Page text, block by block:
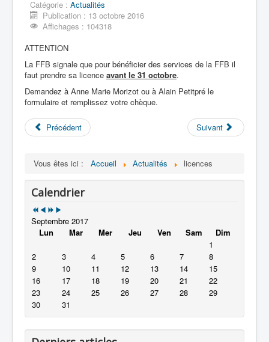
Actualités
Assemblée Générale Extraordinaire du 27 aôut 2015
Deuxième Patton Américain
Castries prépare Noël
Bridge
Enchères
Arbitrage
Problèmes
Les problèmes de Pascale et d'Eileen
Enoncés
Problème n°3
Problème n°4
Problème n° 5
Solutions
Solution n°4
Compétitions
Dates limites inscriptions compétitions 2015-2016
Loisirs
Spectacles
Cinéma
Concerts
Expositions
Catégorie : Actualités
Publication : 13 octobre 2016
Affichages : 104318
ATTENTION
La FFB signale que pour bénéficier des services de la FFB il
faut prendre sa licence avant le 31 octobre.
Demandez à Anne Marie Morizot ou à Alain Petitpré le
formulaire et remplissez votre chèque.
Précédent Suivant
Vous êtes ici : Accueil Actualités licences
Calendrier
Septembre 2017
Lun
Mar Mer Jeu Ven Sam
Dim
1
2
3 4 5 6 7
8
9
10 11 12 13 14
15
16
17 18 19 20 21
22
23
24 25 26 27 28
29
30
31